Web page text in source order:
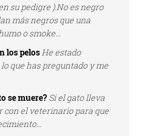
su pedigre ).No es negro
más negros que una
o smoke...
los pelosHe estado
que has preguntado y me
se muere? Si el gato lleva
con el veterinario para que